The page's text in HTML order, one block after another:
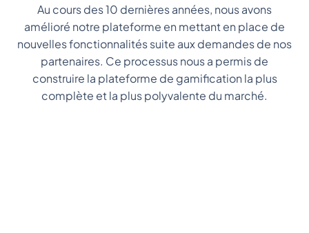
Au cours des 10 dernières années, nous avons
amélioré notre plateforme en mettant en place de
nouvelles fonctionnalités suite aux demandes de nos
partenaires. Ce processus nous a permis de
construire la plateforme de gamification la plus
complète et la plus polyvalente du marché.